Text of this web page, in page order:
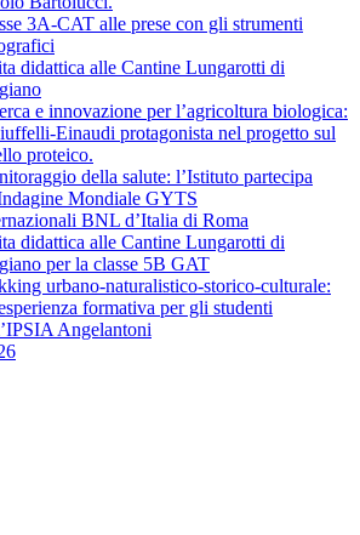
3A-CAT alle prese con gli strumenti
didattica alle Cantine Lungarotti di
e innovazione per l’agricoltura biologica:
Einaudi protagonista nel progetto sul
proteico.
della salute: l’Istituto partecipa
Mondiale GYTS
BNL d’Italia di Roma
didattica alle Cantine Lungarotti di
per la classe 5B GAT
urbano-naturalistico-storico-culturale:
formativa per gli studenti
Angelantoni